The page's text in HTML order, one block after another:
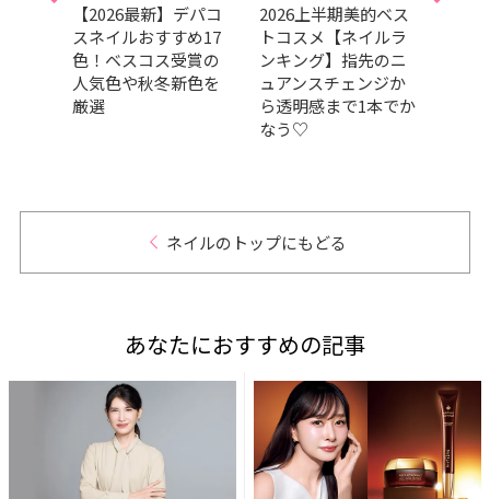
【2026最新】デパコ
スネイルおすすめ17
色！ベスコス受賞の
人気色や秋冬新色を
厳選
2026上半期美的ベス
トコスメ【ネイルラ
ンキング】指先のニ
ュアンスチェンジか
ら透明感まで1本でか
なう♡
ネイルのトップにもどる
あなたにおすすめの記事